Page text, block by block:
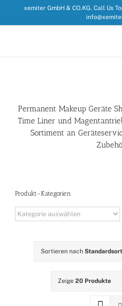
springen
xemiter GmbH & CO.KG. Call Us
Permanent Makeup Geräte
Time Liner und
Sortiment an
Produkt-Kategorien
Sortieren nach
Zeige 20 Produkte